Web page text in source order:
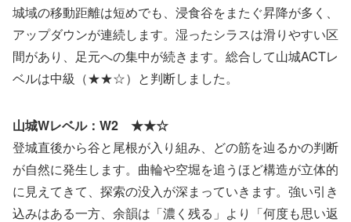
城域の移動距離は短めでも、浸食谷をまたぐ昇降が多く、
アップダウンが連続します。湿ったシラスは滑りやすい区
間があり、足元への集中が続きます。総合して山城ACTレ
ベルは中級（★★☆）と判断しました。
山城Wレベル：W2 ★★☆
登城直後から谷と尾根が入り組み、どの筋を辿るかの判断
が自然に発生します。曲輪や空堀を追うほど構造が立体的
に見えてきて、探索の没入が深まっていきます。強い引き
込みはある一方、余韻は「濃く残る」より「何度も思い返